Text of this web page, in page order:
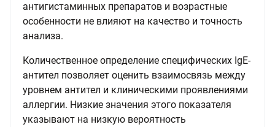
антигистаминных препаратов и возрастные
особенности не влияют на качество и точность
анализа.
Количественное определение специфических IgE-
антител позволяет оценить взаимосвязь между
уровнем антител и клиническими проявлениями
аллергии. Низкие значения этого показателя
указывают на низкую вероятность